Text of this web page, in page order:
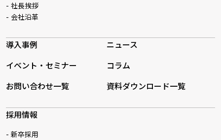
社長挨拶
会社沿革
導入事例
ニュース
イベント・セミナー
コラム
お問い合わせ一覧
資料ダウンロード一覧
採用情報
新卒採用